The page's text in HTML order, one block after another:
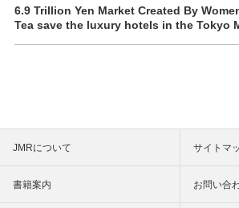
6.9 Trillion Yen Market Created By
Tea save the luxury hotels in the Tokyo
JMRについて サイトマ
書籍案内 お問い合